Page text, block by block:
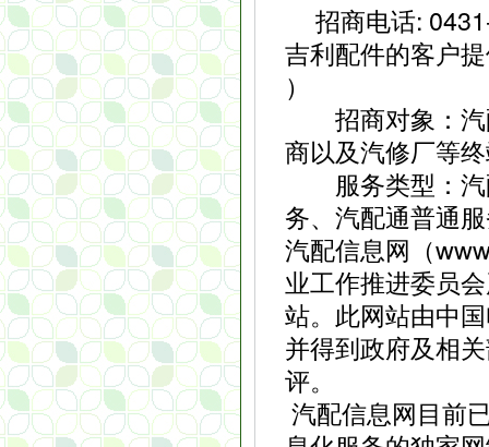
招商电话:
吉利配件的客户
）
招商对象：汽
商以及汽修厂等
服务类型：汽
务、汽配通普通
汽配信息网（
业工作推进委员
站。此网站由中
并得到政府及相
评。
汽配信息网目前